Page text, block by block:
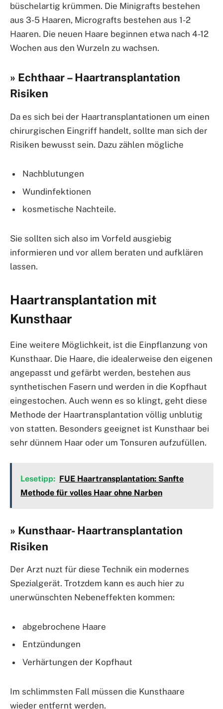
büschelartig krümmen. Die Minigrafts bestehen
aus 3-5 Haaren, Micrografts bestehen aus 1-2
Haaren. Die neuen Haare beginnen etwa nach 4-12
Wochen aus den Wurzeln zu wachsen.
» Echthaar – Haartransplantation
Risiken
Da es sich bei der Haartransplantationen um einen
chirurgischen Eingriff handelt, sollte man sich der
Risiken bewusst sein. Dazu zählen mögliche
Nachblutungen
Wundinfektionen
kosmetische Nachteile.
Sie sollten sich also im Vorfeld ausgiebig
informieren und vor allem beraten und aufklären
lassen.
Haartransplantation mit
Kunsthaar
Eine weitere Möglichkeit, ist die Einpflanzung von
Kunsthaar. Die Haare, die idealerweise den eigenen
angepasst und gefärbt werden, bestehen aus
synthetischen Fasern und werden in die Kopfhaut
eingestochen. Auch wenn es so klingt, geht diese
Methode der Haartransplantation völlig unblutig
von statten. Besonders geeignet ist Kunsthaar bei
sehr dünnem Haar oder um Tonsuren aufzufüllen.
Lesetipp: FUE Haartransplantation: Sanfte
Methode für volles Haar ohne Narben
» Kunsthaar- Haartransplantation
Risiken
Der Arzt nuzt für diese Technik ein modernes
Spezialgerät. Trotzdem kann es auch hier zu
unerwünschten Nebeneffekten kommen:
abgebrochene Haare
Entzündungen
Verhärtungen der Kopfhaut
Im schlimmsten Fall müssen die Kunsthaare
wieder entfernt werden.